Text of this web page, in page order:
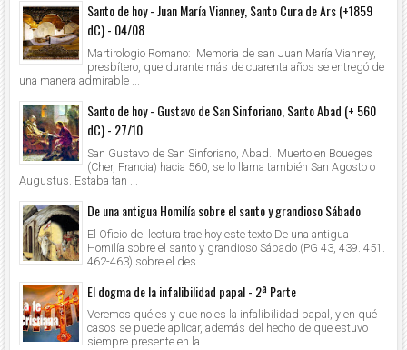
Santo de hoy - Juan María Vianney, Santo Cura de Ars (+1859
dC) - 04/08
Martirologio Romano: Memoria de san Juan María Vianney,
presbítero, que durante más de cuarenta años se entregó de
una manera admirable ...
Santo de hoy - Gustavo de San Sinforiano, Santo Abad (+ 560
dC) - 27/10
San Gustavo de San Sinforiano, Abad. Muerto en Boueges
(Cher, Francia) hacia 560, se lo llama también San Agosto o
Augustus. Estaba tan ...
De una antigua Homilía sobre el santo y grandioso Sábado
El Oficio del lectura trae hoy este texto De una antigua
Homilía sobre el santo y grandioso Sábado (PG 43, 439. 451.
462-463) sobre el des...
El dogma de la infalibilidad papal - 2ª Parte
Veremos qué es y que no es la infalibilidad papal, y en qué
casos se puede aplicar, además del hecho de que estuvo
siempre presente en la ...